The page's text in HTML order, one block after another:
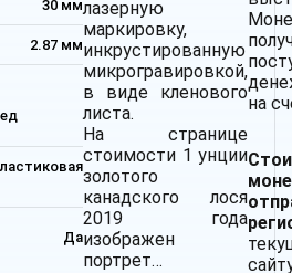
30 мм
2.87 мм
Да
лазерную
маркировку,
инкрустированную
микрогравировкой,
в виде кленового
листа.
На странице
стоимости 1 унции
золотого
канадского лося
2019 года
изображен
портрет…
на